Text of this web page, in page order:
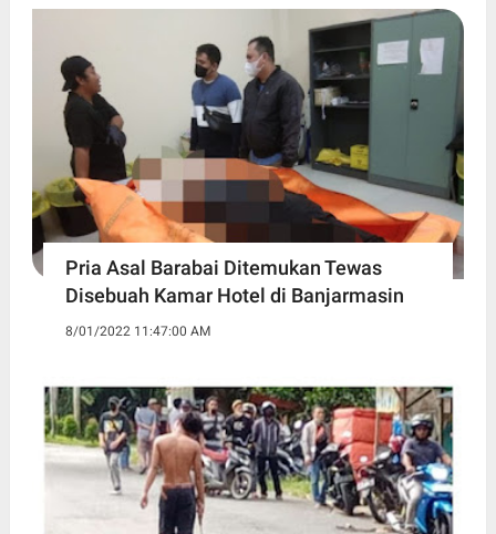
Pria Asal Barabai Ditemukan Tewas
Disebuah Kamar Hotel di Banjarmasin
8/01/2022 11:47:00 AM